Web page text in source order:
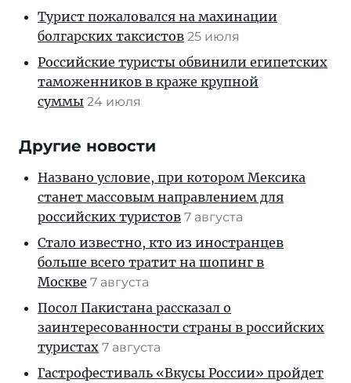
Турист пожаловался на махинации
болгарских таксистов 25 июля
Российские туристы обвинили египетских
таможенников в краже крупной
суммы 24 июля
Другие новости
Названо условие, при котором Мексика
станет массовым направлением для
российских туристов 7 августа
Стало известно, кто из иностранцев
больше всего тратит на шопинг в
Москве 7 августа
Посол Пакистана рассказал о
заинтересованности страны в российских
туристах 7 августа
Гастрофестиваль «Вкусы России» пройдет